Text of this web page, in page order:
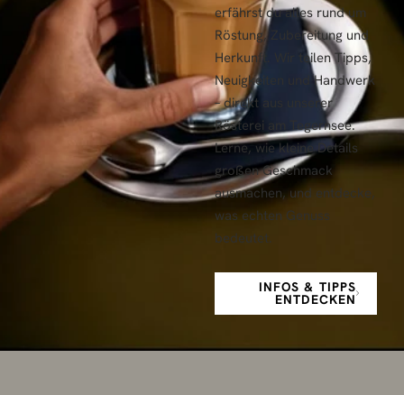
erfährst du alles rund um
Röstung, Zubereitung und
Herkunft. Wir teilen Tipps,
Neuigkeiten und Handwerk
– direkt aus unserer
Rösterei am Tegernsee.
Lerne, wie kleine Details
großen Geschmack
ausmachen, und entdecke,
was echten Genuss
bedeutet.
INFOS & TIPPS
ENTDECKEN